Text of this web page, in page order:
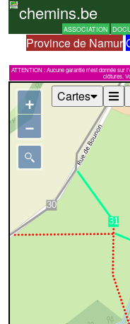
chemins.be
ASSOCIATION
Province de Namur
ATTENTION : Aucune garantie n'est donnée sur
clôtures.
+
−
Cartes